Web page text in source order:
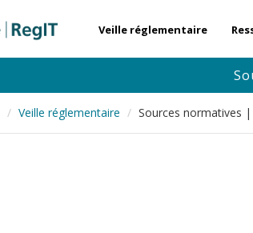
Veille réglementaire
Veille réglementaire Sources normatives